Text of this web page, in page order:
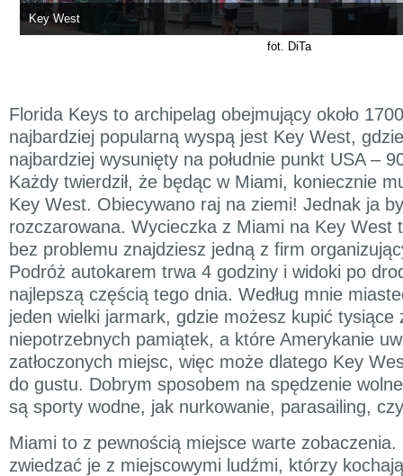
Key West
fot. DiTa
Florida Keys to archipelag obejmujący około
najbardziej popularną wyspą jest Key West,
najbardziej wysunięty na południe punkt USA –
Każdy twierdził, że będąc w Miami, koniecznie
Key West. Obiecywano raj na ziemi! Jednak ja
rozczarowana. Wycieczka z Miami na Key West
bez problemu znajdziesz jedną z firm
Podróż autokarem trwa 4 godziny i widoki po
najlepszą częścią tego dnia. Według mnie
jeden wielki jarmark, gdzie możesz kupić tysiące
niepotrzebnych pamiątek, a które Amerykanie
zatłoczonych miejsc, więc może dlatego Key
do gustu. Dobrym sposobem na spędzenie
są sporty wodne, jak nurkowanie, parasailing,
Miami to z pewnością miejsce warte zobaczenia.
zwiedzać je z miejscowymi ludźmi, którzy